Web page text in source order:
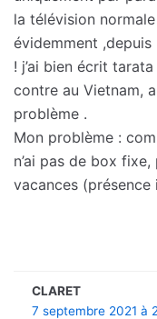
la télévision
évidemment
! j’ai bien écrit
contre au Vietnam,
problème .
Mon problème :
n’ai pas de box
vacances
CLARET
7 septembre 2021 à